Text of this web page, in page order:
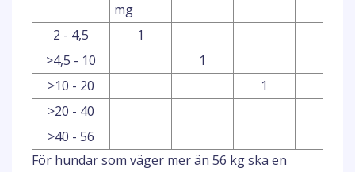
mg
2 - 4,5
1
>4,5 - 10
1
>10 - 20
1
>20 - 40
>40 - 56
För hundar som väger mer än 56 kg ska en